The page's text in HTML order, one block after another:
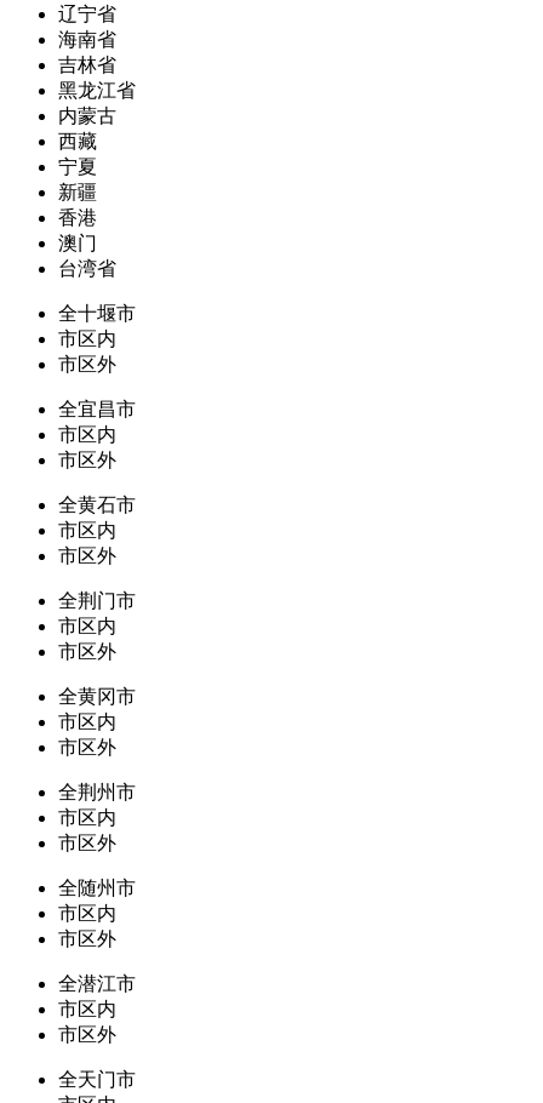
辽宁省
海南省
吉林省
黑龙江省
内蒙古
西藏
宁夏
新疆
香港
澳门
台湾省
全十堰市
市区内
市区外
全宜昌市
市区内
市区外
全黄石市
市区内
市区外
全荆门市
市区内
市区外
全黄冈市
市区内
市区外
全荆州市
市区内
市区外
全随州市
市区内
市区外
全潜江市
市区内
市区外
全天门市